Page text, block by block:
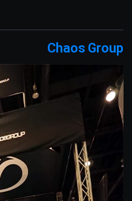
Chaos Group